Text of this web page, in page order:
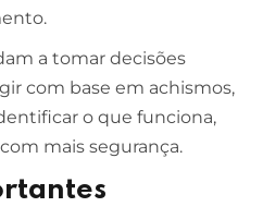
a tomar decisões
com base em achismos,
o que funciona,
mais segurança.